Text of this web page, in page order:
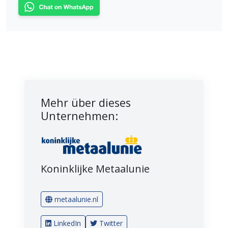
Mehr über dieses
Unternehmen:
Koninklijke Metaalunie
metaalunie.nl
LinkedIn Twitter